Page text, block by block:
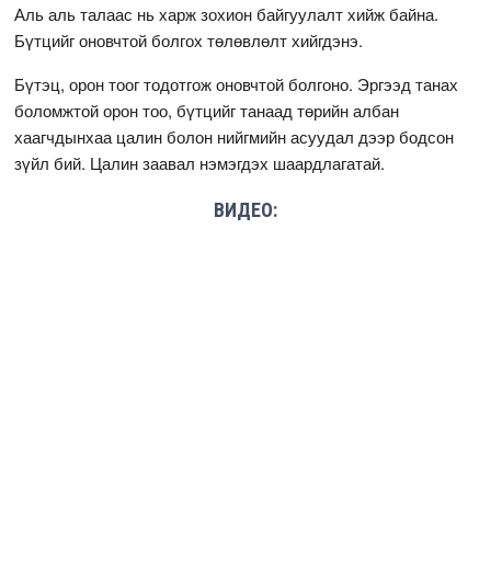
Аль аль талаас нь харж зохион байгуулалт хийж байна.
Бүтцийг оновчтой болгох төлөвлөлт хийгдэнэ.
Бүтэц, орон тоог тодотгож оновчтой болгоно. Эргээд танах
боломжтой орон тоо, бүтцийг танаад төрийн албан
хаагчдынхаа цалин болон нийгмийн асуудал дээр бодсон
зүйл бий. Цалин заавал нэмэгдэх шаардлагатай.
ВИДЕО: